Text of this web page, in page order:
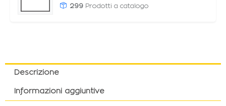
299 Prodotti a catalogo
Descrizione
Informazioni aggiuntive